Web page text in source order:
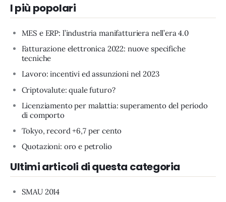
I più popolari
MES e ERP: l’industria manifatturiera nell’era 4.0
Fatturazione elettronica 2022: nuove specifiche
tecniche
Lavoro: incentivi ed assunzioni nel 2023
Criptovalute: quale futuro?
Licenziamento per malattia: superamento del periodo
di comporto
Tokyo, record +6,7 per cento
Quotazioni: oro e petrolio
Ultimi articoli di questa categoria
SMAU 2014